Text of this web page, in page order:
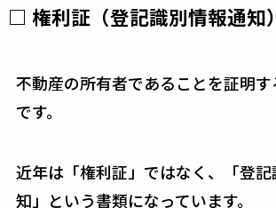
□ 権利証（登記識別情報通知）
不動産の所有者であることを証明
です。
近年は「権利証」ではなく、「登
知」という書類になっています。